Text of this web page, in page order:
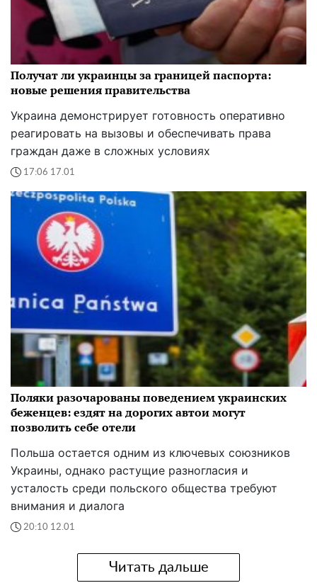
Получат ли украинцы за границей паспорта:
новые решения правительства
Украина демонстрирует готовность оперативно
реагировать на вызовы и обеспечивать права
граждан даже в сложных условиях
17:06 17.01
Поляки разочарованы поведением украинских
беженцев: ездят на дорогих автои могут
позволить себе отели
Польша остается одним из ключевых союзников
Украины, однако растущие разногласия и
усталость среди польского общества требуют
внимания и диалога
20:10 12.01
Читать дальше